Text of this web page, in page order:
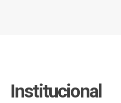
Institucional